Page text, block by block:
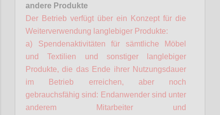
andere Produkte
Der Betrieb verfügt über ein Konzept für die
Weiterverwendung langlebiger Produkte:
a) Spendenaktivitäten für sämtliche Möbel
und Textilien und sonstiger langlebiger
Produkte, die das Ende ihrer Nutzungsdauer
im Betrieb erreichen, aber noch
gebrauchsfähig sind: Endanwender sind unter
anderem Mitarbeiter und